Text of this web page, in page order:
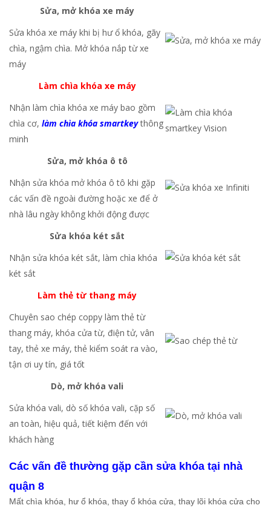
Sửa, mở khóa xe máy
Sửa khóa xe máy khi bị hư ổ khóa, gãy
chìa, ngậm chìa. Mở khóa nắp từ xe
máy
Làm chìa khóa xe máy
Nhận làm chìa khóa xe máy bao gồm
chìa cơ, làm chìa khóa smartkeythông
minh
Sửa, mở khóa ô tô
Nhận sửa khóa mở khóa ô tô khi gặp
các vấn đề ngoài đường hoặc xe để ở
nhà lâu ngày không khởi động được
Sửa khóa két sắt
Nhận sửa khóa két sắt, làm chìa khóa
két sắt
Làm thẻ từ thang máy
Chuyên sao chép coppy làm thẻ từ
thang máy, khóa cửa từ, điện tử, vân
tay, thẻ xe máy, thẻ kiểm soát ra vào,
tận ơi uy tín, giá tốt
Dò, mở khóa vali
Sửa khóa vali, dò số khóa vali, cặp số
an toàn, hiệu quả, tiết kiệm đến với
khách hàng
Các vấn đề thường gặp cần sửa khóa tại nhà
quận 8
Mất chìa khóa, hư ổ khóa, thay ổ khóa cửa, thay lõi khóa cửa cho